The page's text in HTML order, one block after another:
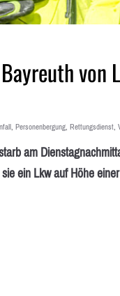
von
, Personenbergung, Rettungsdienst,
am
ein Lkw auf Höhe